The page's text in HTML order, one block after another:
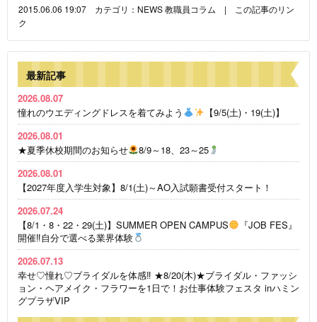
2015.06.06 19:07 カテゴリ： NEWS教職員コラム |
この記事のリン
ク
最新記事
2026.08.07
憧れのウエディングドレスを着てみよう
【9/5(土)・19(土)】
2026.08.01
★夏季休校期間のお知らせ
8/9～18、23～25
2026.08.01
【2027年度入学生対象】8/1(土)～AO入試願書受付スタート！
2026.07.24
【8/1・8・22・29(土)】SUMMER OPEN CAMPUS
『JOB FES』
開催‼自分で選べる業界体験
2026.07.13
幸せ♡憧れ♡ブライダルを体感‼ ★8/20(木)★ブライダル・ファッシ
ョン・ヘアメイク・フラワーを1日で！お仕事体験フェスタ inハミン
グプラザVIP